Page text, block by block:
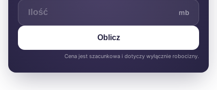
mb
Oblicz
Cena jest szacunkowa i dotyczy wyłącznie robocizny.